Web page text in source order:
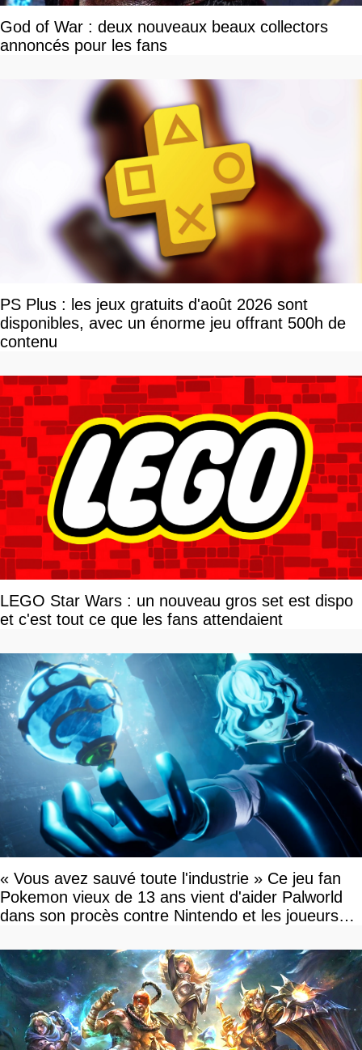
God of War : deux nouveaux beaux collectors
annoncés pour les fans
PS Plus : les jeux gratuits d'août 2026 sont
disponibles, avec un énorme jeu offrant 500h de
contenu
LEGO Star Wars : un nouveau gros set est dispo
et c'est tout ce que les fans attendaient
« Vous avez sauvé toute l'industrie » Ce jeu fan
Pokemon vieux de 13 ans vient d'aider Palworld
dans son procès contre Nintendo et les joueurs